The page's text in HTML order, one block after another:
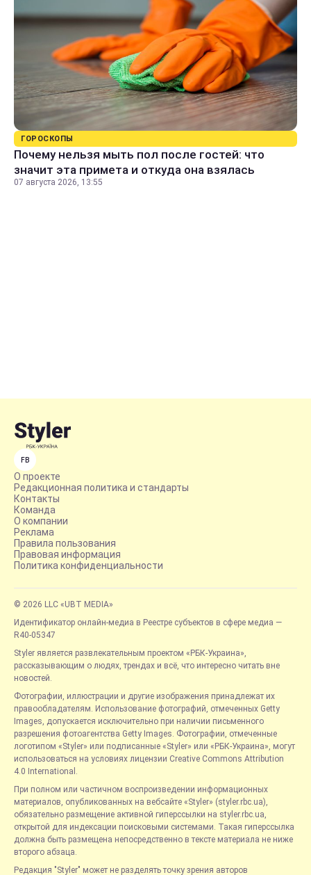
ГОРОСКОПЫ
Почему нельзя мыть пол после гостей: что
значит эта примета и откуда она взялась
07 августа 2026, 13:55
FB
О проекте
Редакционная политика и стандарты
Контакты
Команда
О компании
Реклама
Правила пользования
Правовая информация
Политика конфиденциальности
© 2026 LLC «UBT MEDIA»
Идентификатор онлайн-медиа в Реестре субъектов в сфере медиа —
R40-05347
Styler является развлекательным проектом «РБК-Украина»,
рассказывающим о людях, трендах и всё, что интересно читать вне
новостей.
Фотографии, иллюстрации и другие изображения принадлежат их
правообладателям. Использование фотографий, отмеченных Getty
Images, допускается исключительно при наличии письменного
разрешения фотоагентства Getty Images. Фотографии, отмеченные
логотипом «Styler» или подписанные «Styler» или «РБК-Украина», могут
использоваться на условиях лицензии Creative Commons Attribution
4.0 International.
При полном или частичном воспроизведении информационных
материалов, опубликованных на вебсайте «Styler» (styler.rbc.ua),
обязательно размещение активной гиперссылки на styler.rbc.ua,
открытой для индексации поисковыми системами. Такая гиперссылка
должна быть размещена непосредственно в тексте материала не ниже
второго абзаца.
Редакция "Styler" может не разделять точку зрения авторов